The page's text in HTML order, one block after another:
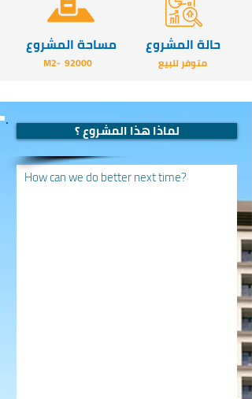
مساحة المشروع
92000
-M2
حالة المشروع
متوفر للبيع
How can we do better next time?
لماذا هذا المشروع ؟